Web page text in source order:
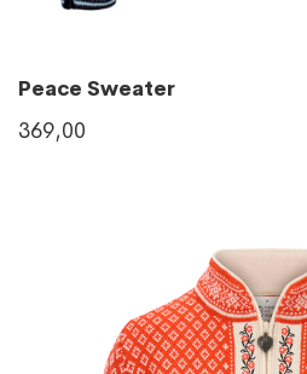
Peace Sweater
369,00